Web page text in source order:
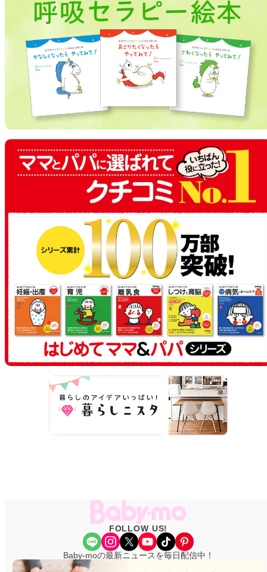
FOLLOW US!
Share Icon Instagram X YouTube TikTok Pinterest
Baby-moの最新ニュースを毎日配信中！